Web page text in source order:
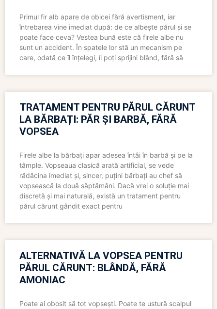
Primul fir alb apare de obicei fără avertisment, iar
întrebarea vine imediat după: de ce albește părul și se
poate face ceva? Vestea bună este că firele albe nu
sunt un accident. În spatele lor stă un mecanism pe
care, odată ce îl înțelegi, îl poți sprijini blând, fără să
TRATAMENT PENTRU PĂRUL CĂRUNT
LA BĂRBAȚI: PĂR ȘI BARBĂ, FĂRĂ
VOPSEA
Firele albe la bărbați apar adesea întâi în barbă și pe la
tâmple. Vopseaua clasică arată artificial, se vede
rădăcina imediat și, sincer, puțini bărbați au chef să
vopsească la două săptămâni. Dacă vrei o soluție mai
discretă și mai naturală, există un tratament pentru
părul cărunt gândit exact pentru
ALTERNATIVĂ LA VOPSEA PENTRU
PĂRUL CĂRUNT: BLÂNDĂ, FĂRĂ
AMONIAC
Poate ai obosit să tot vopsești. Poate te ustură scalpul